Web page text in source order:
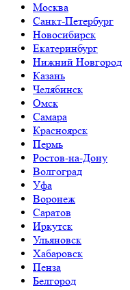
Москва
Санкт-Петербург
Новосибирск
Екатеринбург
Нижний Новгород
Казань
Челябинск
Омск
Самара
Красноярск
Пермь
Ростов-на-Дону
Волгоград
Уфа
Воронеж
Саратов
Иркутск
Ульяновск
Хабаровск
Пенза
Белгород